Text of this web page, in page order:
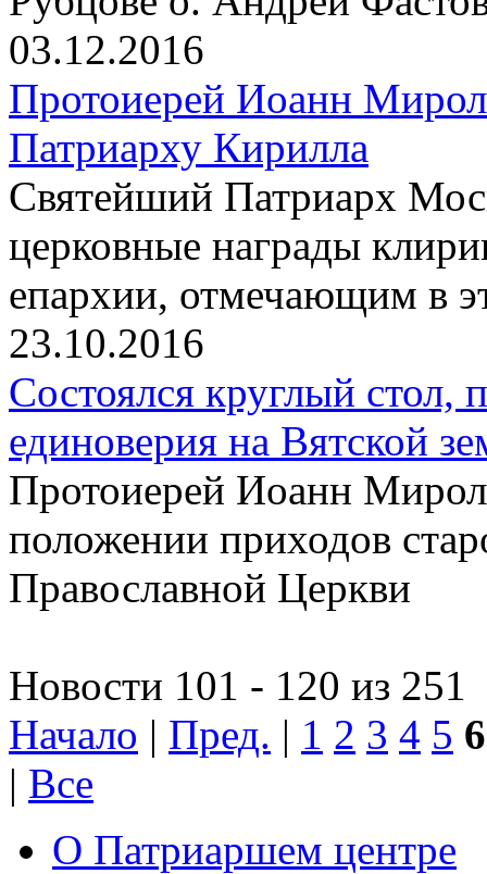
03.12.2016
Протоиерей Иоанн
Патриарху Кирилла
Святейший Патриарх
церковные награды
епархии, отмечающим в
23.10.2016
Состоялся круглый
единоверия на Вятской
Протоиерей Иоанн
положении приходов
Православной Церкви
Новости 101 - 120 из 251
Начало | Пред. | 1 2 3 4 5 6
| Все
О Патриаршем центре